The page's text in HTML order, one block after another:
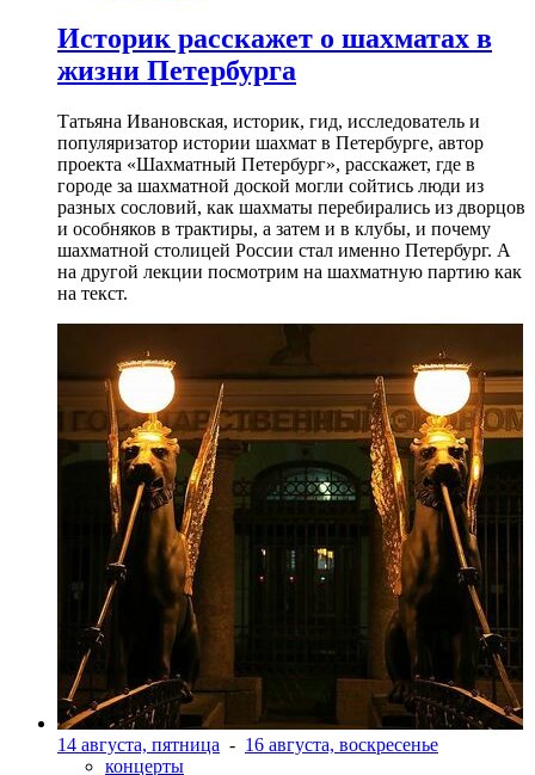
Историк расскажет о шахматах в
жизни Петербурга
Татьяна Ивановская, историк, гид, исследователь и
популяризатор истории шахмат в Петербурге, автор
проекта «Шахматный Петербург», расскажет, где в
городе за шахматной доской могли сойтись люди из
разных сословий, как шахматы перебирались из дворцов
и особняков в трактиры, а затем и в клубы, и почему
шахматной столицей России стал именно Петербург. А
на другой лекции посмотрим на шахматную партию как
на текст.
14 августа, пятница - 16 августа, воскресенье
концерты